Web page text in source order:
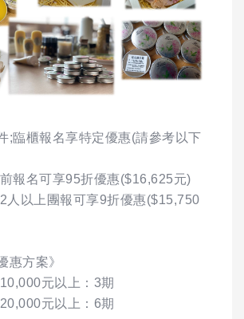
;臨櫃報名享特定優惠(請參考以下
報名可享95折優惠($16,625元)
人以上團報可享9折優惠($15,750
惠方案》
元以上：3期
元以上：6期